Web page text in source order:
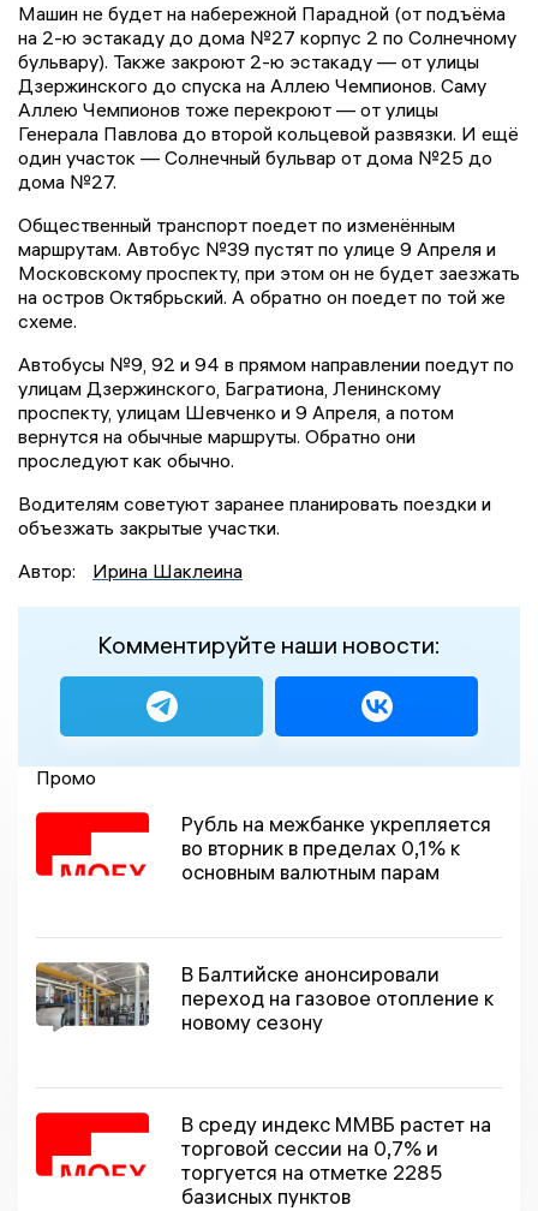
Машин не будет на набережной Парадной (от подъёма
на 2-ю эстакаду до дома №27 корпус 2 по Солнечному
бульвару). Также закроют 2-ю эстакаду — от улицы
Дзержинского до спуска на Аллею Чемпионов. Саму
Аллею Чемпионов тоже перекроют — от улицы
Генерала Павлова до второй кольцевой развязки. И ещё
один участок — Солнечный бульвар от дома №25 до
дома №27.
Общественный транспорт поедет по изменённым
маршрутам. Автобус №39 пустят по улице 9 Апреля и
Московскому проспекту, при этом он не будет заезжать
на остров Октябрьский. А обратно он поедет по той же
схеме.
Автобусы №9, 92 и 94 в прямом направлении поедут по
улицам Дзержинского, Багратиона, Ленинскому
проспекту, улицам Шевченко и 9 Апреля, а потом
вернутся на обычные маршруты. Обратно они
проследуют как обычно.
Водителям советуют заранее планировать поездки и
объезжать закрытые участки.
Автор:
Ирина Шаклеина
Комментируйте наши новости:
Промо
Рубль на межбанке укрепляется
во вторник в пределах 0,1% к
основным валютным парам
В Балтийске анонсировали
переход на газовое отопление к
новому сезону
В среду индекс ММВБ растет на
торговой сессии на 0,7% и
торгуется на отметке 2285
базисных пунктов